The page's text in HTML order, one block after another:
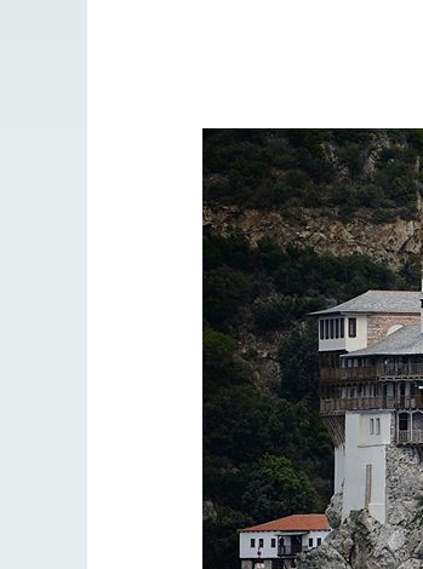
Разлуки не будет
Фредерика де Грааф